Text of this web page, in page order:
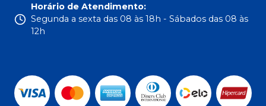
Horário de Atendimento:
Segunda a sexta das 08 às 18h - Sábados das 08 às
12h